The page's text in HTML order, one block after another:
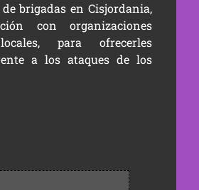
brigadas en Cisjordania,
con organizaciones
para ofrecerles
a los ataques de los